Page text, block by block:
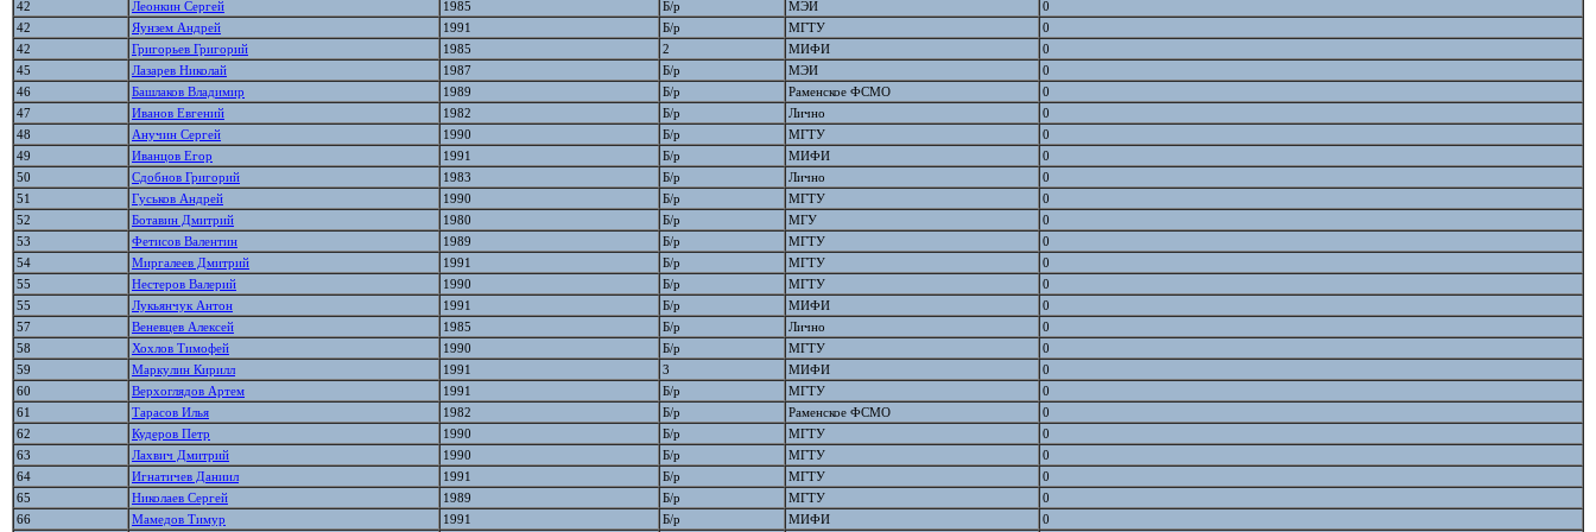
42 Леонкин Сергей 1985 Б/р МЭИ
0
42
Яунзем Андрей 1991 Б/р МГТУ
0
42
Григорьев Григорий 1985 2 МИФИ
0
45
Лазарев Николай 1987 Б/р МЭИ
0
46
Башлаков Владимир 1989 Б/р Раменское ФСМО
0
47
Иванов Евгений 1982 Б/р Лично
0
48
Анучин Сергей 1990 Б/р МГТУ
0
49
Иванцов Егор 1991 Б/р МИФИ
0
50
Сдобнов Григорий 1983 Б/р Лично
0
51
Гуськов Андрей 1990 Б/р МГТУ
0
52
Ботавин Дмитрий 1980 Б/р МГУ
0
53
Фетисов Валентин 1989 Б/р МГТУ
0
54
Миргалеев Дмитрий 1991 Б/р МГТУ
0
55
Нестеров Валерий 1990 Б/р МГТУ
0
55
Лукьянчук Антон 1991 Б/р МИФИ
0
57
Веневцев Алексей 1985 Б/р Лично
0
58
Хохлов Тимофей 1990 Б/р МГТУ
0
59
Маркулин Кирилл 1991 3 МИФИ
0
60
Верхоглядов Артем 1991 Б/р МГТУ
0
61
Тарасов Илья 1982 Б/р Раменское ФСМО
0
62
Кудеров Петр 1990 Б/р МГТУ
0
63
Лахвич Дмитрий 1990 Б/р МГТУ
0
64
Игнатичев Даниил 1991 Б/р МГТУ
0
65
Николаев Сергей 1989 Б/р МГТУ
0
66
Мамедов Тимур 1991 Б/р МИФИ 0